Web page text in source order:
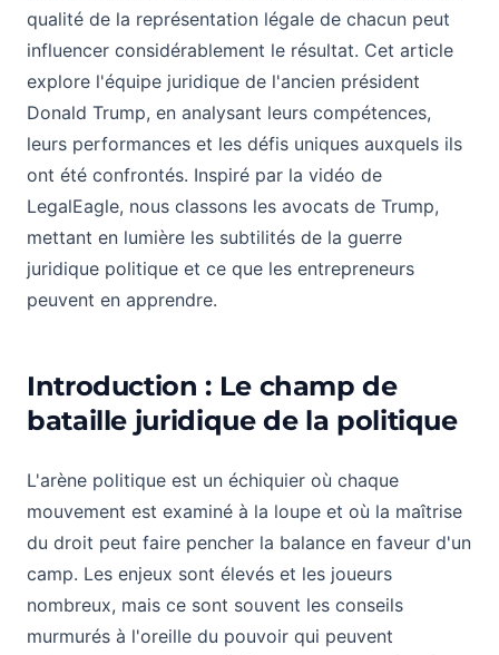
qualité de la représentation légale de chacun peut
influencer considérablement le résultat. Cet article
explore l'équipe juridique de l'ancien président
Donald Trump, en analysant leurs compétences,
leurs performances et les défis uniques auxquels ils
ont été confrontés. Inspiré par la vidéo de
LegalEagle, nous classons les avocats de Trump,
mettant en lumière les subtilités de la guerre
juridique politique et ce que les entrepreneurs
peuvent en apprendre.
Introduction : Le champ de
bataille juridique de la politique
L'arène politique est un échiquier où chaque
mouvement est examiné à la loupe et où la maîtrise
du droit peut faire pencher la balance en faveur d'un
camp. Les enjeux sont élevés et les joueurs
nombreux, mais ce sont souvent les conseils
murmurés à l'oreille du pouvoir qui peuvent